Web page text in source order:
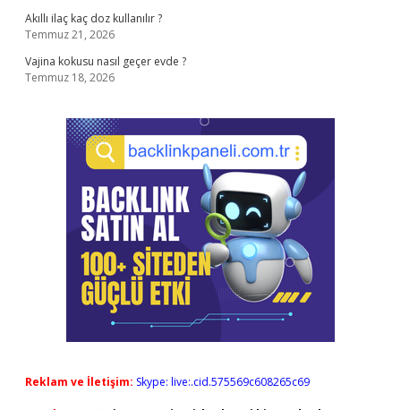
Akıllı ilaç kaç doz kullanılır ?
Temmuz 21, 2026
Vajina kokusu nasıl geçer evde ?
Temmuz 18, 2026
Reklam ve İletişim: Skype: live:.cid.575569c608265c69